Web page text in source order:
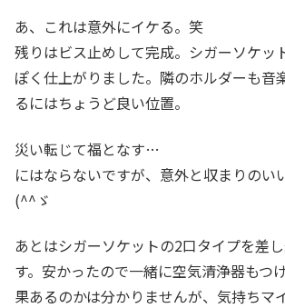
あ、これは意外にイケる。笑
残りはビス止めして完成。シガーソケッ
ぽく仕上がりました。隣のホルダーも音
るにはちょうど良い位置。
災い転じて福となす…
にはならないですが、意外と収まりのい
(^^ゞ
あとはシガーソケットの2口タイプを差
す。安かったので一緒に空気清浄器もつ
果あるのかは分かりませんが、気持ちマ